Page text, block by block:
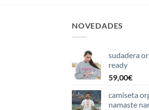
NOVEDADES
sudadera
ready
59,00€
camiseta
namaste